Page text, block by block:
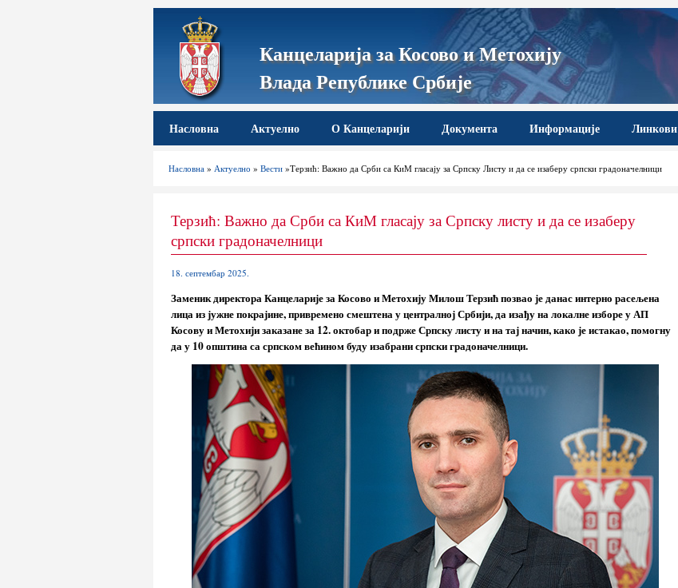
Канцеларија за Косово и Метохију
Влада Републике Србије
Насловна Актуелно О Канцеларији Документа Информације Линкови
Насловна »Актуелно »Вести »Терзић: Важно да Срби са КиМ гласају за Српску Листу и да се изаберу српски градоначелници
Терзић: Важно да Срби са КиМ гласају за Српску листу и да се изаберу
српски градоначелници
18. септембар 2025.
Заменик директора Канцеларије за Косово и Метохију Милош Терзић позвао је данас интерно расељена
лица из јужне покрајине, привремено смештена у централној Србији, да изађу на локалне изборе у АП
Косову и Метохији заказане за 12. октобар и подрже Српску листу и на тај начин, како је истакао, помогну
да у 10 општина са српском већином буду изабрани српски градоначелници.